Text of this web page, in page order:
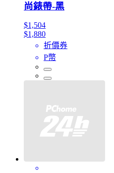
尚錶帶-黑
$1,504
$1,880
折價券
P幣